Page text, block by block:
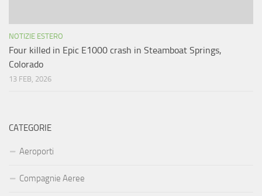
NOTIZIE ESTERO
Four killed in Epic E1000 crash in Steamboat Springs,
Colorado
13 FEB, 2026
CATEGORIE
Aeroporti
Compagnie Aeree